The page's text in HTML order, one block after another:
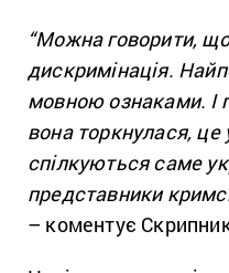
“Можна говорити,
дискримінація.
мовною ознаками. І
вона торкнулася, це
спілкуються саме
представники
– коментує